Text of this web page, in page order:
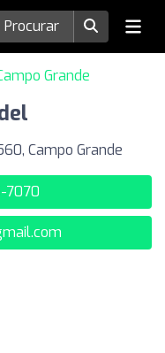
Grande
Campo Grande
7070